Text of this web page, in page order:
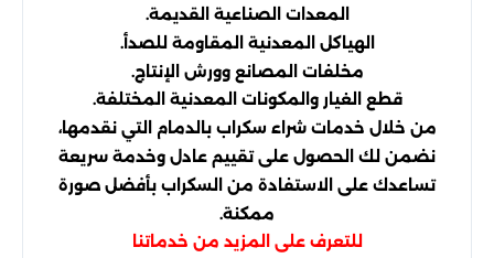
المعدات الصناعية القديمة.
الهياكل المعدنية المقاومة للصدأ.
مخلفات المصانع وورش الإنتاج.
قطع الغيار والمكونات المعدنية المختلفة.
من خلال خدمات شراء سكراب بالدمام التي نقدمها،
نضمن لك الحصول على تقييم عادل وخدمة سريعة
تساعدك على الاستفادة من السكراب بأفضل صورة
ممكنة.
للتعرف على المزيد من خدماتنا